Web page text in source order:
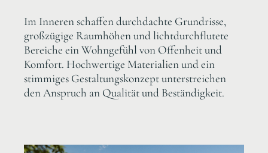
Im Inneren schaffen durchdachte Grundrisse,
großzügige Raumhöhen und lichtdurchflutete
Bereiche ein Wohngefühl von Offenheit und
Komfort. Hochwertige Materialien und ein
stimmiges Gestaltungskonzept unterstreichen
den Anspruch an Qualität und Beständigkeit.